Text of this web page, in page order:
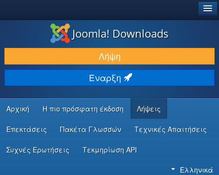
ΛΉΨΕΙΣ & ΕΠΕΚΤΆΣΕΙΣ
ΕΎΡΕΣΗ & ΜΆΘΗΣΗ
ΚΟΙΝΌΤΗΤΑ & ΥΠΟΣΤΉΡΙΞΗ
ΠΌΡΟΙ ΠΡΟΓΡΑΜΜΑΤΙΣΤΏΝ
Joomla! Downloads
Λήψη
Έναρξη
Αρχική Η πιο πρόσφατη έκδοση Λήψεις
Επεκτάσεις Πακέτα Γλωσσών Τεχνικές Απαιτήσεις
Συχνές Ερωτήσεις Τεκμηρίωση API
Ελληνικά